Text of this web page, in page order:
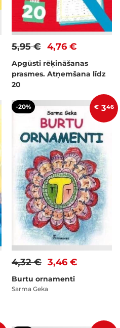
4,76 €
5,95 €
Apgūsti rēķināšanas
prasmes. Atņemšana līdz
20
-20% € 346
3,46 €
4,32 €
Burtu ornamenti
Sarma Geka